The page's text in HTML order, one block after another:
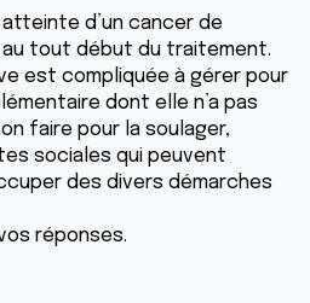
atteinte d’un cancer de
tout début du traitement.
est compliquée à gérer pour
dont elle n’a pas
faire pour la soulager,
sociales qui peuvent
des divers démarches
réponses.